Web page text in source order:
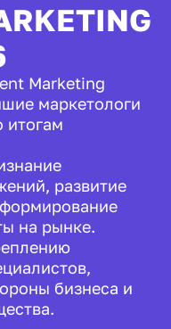
Marketing
маркетологи
итогам
развитие
на рынке.
бизнеса и